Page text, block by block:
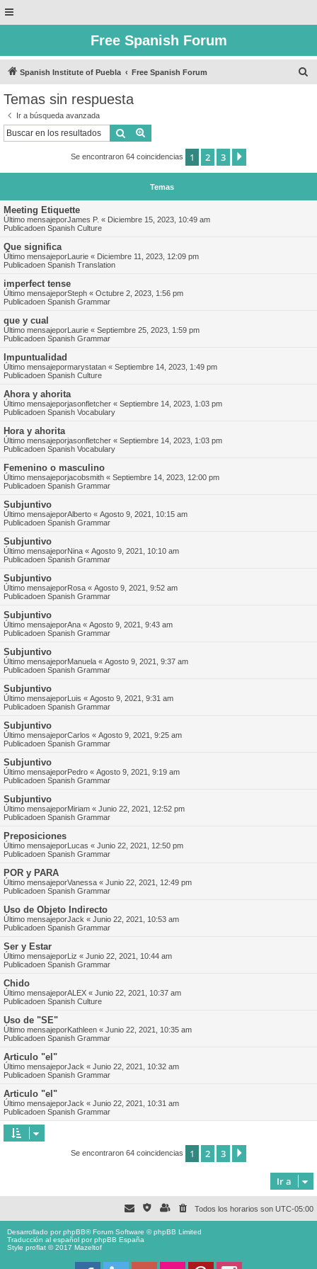
Free Spanish Forum
Spanish Institute of Puebla Free Spanish Forum
Temas sin respuesta
Ir a búsqueda avanzada
Buscar
Se encontraron 64 coincidencias 1 2 3
Temas
Meeting Etiquette
Último mensajeporJames P. « Diciembre 15, 2023, 10:49 am
Publicadoen Spanish Culture
Que significa
Último mensajeporLaurie « Diciembre 11, 2023, 12:09 pm
Publicadoen Spanish Translation
imperfect tense
Último mensajeporSteph « Octubre 2, 2023, 1:56 pm
Publicadoen Spanish Grammar
que y cual
Último mensajeporLaurie « Septiembre 25, 2023, 1:59 pm
Publicadoen Spanish Grammar
Impuntualidad
Último mensajepormarystatan « Septiembre 14, 2023, 1:49 pm
Publicadoen Spanish Culture
Ahora y ahorita
Último mensajeporjasonfletcher « Septiembre 14, 2023, 1:03 pm
Publicadoen Spanish Vocabulary
Hora y ahorita
Último mensajeporjasonfletcher « Septiembre 14, 2023, 1:03 pm
Publicadoen Spanish Vocabulary
Femenino o masculino
Último mensajeporjacobsmith « Septiembre 14, 2023, 12:00 pm
Publicadoen Spanish Grammar
Subjuntivo
Último mensajeporAlberto « Agosto 9, 2021, 10:15 am
Publicadoen Spanish Grammar
Subjuntivo
Último mensajeporNina « Agosto 9, 2021, 10:10 am
Publicadoen Spanish Grammar
Subjuntivo
Último mensajeporRosa « Agosto 9, 2021, 9:52 am
Publicadoen Spanish Grammar
Subjuntivo
Último mensajeporAna « Agosto 9, 2021, 9:43 am
Publicadoen Spanish Grammar
Subjuntivo
Último mensajeporManuela « Agosto 9, 2021, 9:37 am
Publicadoen Spanish Grammar
Subjuntivo
Último mensajeporLuis « Agosto 9, 2021, 9:31 am
Publicadoen Spanish Grammar
Subjuntivo
Último mensajeporCarlos « Agosto 9, 2021, 9:25 am
Publicadoen Spanish Grammar
Subjuntivo
Último mensajeporPedro « Agosto 9, 2021, 9:19 am
Publicadoen Spanish Grammar
Subjuntivo
Último mensajeporMiriam « Junio 22, 2021, 12:52 pm
Publicadoen Spanish Grammar
Preposiciones
Último mensajeporLucas « Junio 22, 2021, 12:50 pm
Publicadoen Spanish Grammar
POR y PARA
Último mensajeporVanessa « Junio 22, 2021, 12:49 pm
Publicadoen Spanish Grammar
Uso de Objeto Indirecto
Último mensajeporJack « Junio 22, 2021, 10:53 am
Publicadoen Spanish Grammar
Ser y Estar
Último mensajeporLiz « Junio 22, 2021, 10:44 am
Publicadoen Spanish Grammar
Chido
Último mensajeporALEX « Junio 22, 2021, 10:37 am
Publicadoen Spanish Culture
Uso de "SE"
Último mensajeporKathleen « Junio 22, 2021, 10:35 am
Publicadoen Spanish Grammar
Articulo "el"
Último mensajeporJack « Junio 22, 2021, 10:32 am
Publicadoen Spanish Grammar
Articulo "el"
Último mensajeporJack « Junio 22, 2021, 10:31 am
Publicadoen Spanish Grammar
Se encontraron 64 coincidencias 1 2 3
Ir a
Todos los horarios son UTC-05:00
Desarrollado porphpBB® Forum Software © phpBB Limited
Traducción al español porphpBB España
Style proflat © 2017 Mazeltof